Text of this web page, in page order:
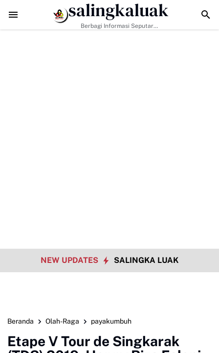
Tantangan Era Digital, Arisal Aziz Ajak Masyarakat Perkuat Nilai
salingkaluak
Berbagi Informasi Seputar
NEW UPDATES SALINGKA LUAK
Beranda Olah-Raga payakumbuh
Etape V Tour de Singkarak